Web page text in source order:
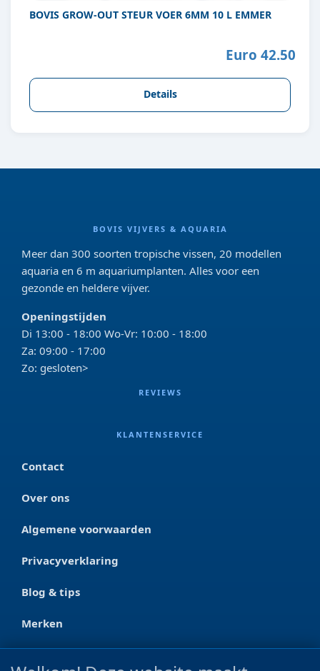
BOVIS GROW-OUT STEUR VOER 6MM 10 L EMMER
Euro 42.50
Details
BOVIS VIJVERS & AQUARIA
Meer dan 300 soorten tropische vissen, 20 modellen
aquaria en 6 m aquariumplanten. Alles voor een
gezonde en heldere vijver.
Openingstijden
Di 13:00 - 18:00 Wo-Vr: 10:00 - 18:00
Za: 09:00 - 17:00
Zo: gesloten>
REVIEWS
KLANTENSERVICE
Contact
Over ons
Algemene voorwaarden
Privacyverklaring
Blog & tips
Merken
CONTACT